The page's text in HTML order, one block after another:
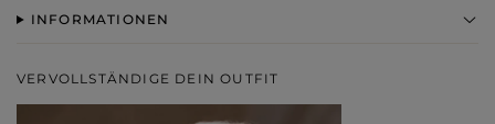
INFORMATIONEN
VERVOLLSTÄNDIGE DEIN OUTFIT